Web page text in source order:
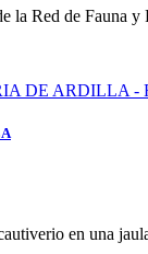
la Red de Fauna
en una